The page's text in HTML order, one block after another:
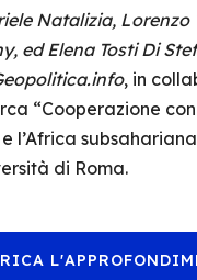
Natalizia, Lorenzo
ed Elena Tosti Di
, in
“Cooperazione con
l’Africa
di Roma.